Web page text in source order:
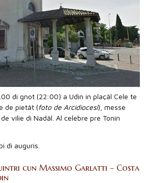
di gnot (22:00) a Udin in plaçâl Cele te
de pietât (foto de Arcidiocesi), messe
vilie di Nadâl. Al celebre pre Tonin
di auguris.
cun Massimo Garlatti – Costa